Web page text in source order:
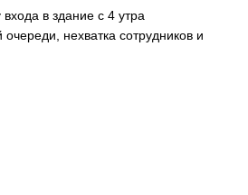
в здание с 4 утра
нехватка сотрудников и